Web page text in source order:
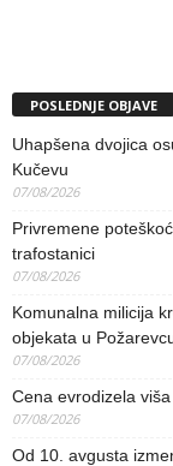
POSLEDNJE OBJAVE
Uhapšena dvojica
Kučevu
07/08/2026
Privremene
trafostanici
07/08/2026
Komunalna milicija
objekata u
07/08/2026
Cena evrodizela
07/08/2026
Od 10. avgusta